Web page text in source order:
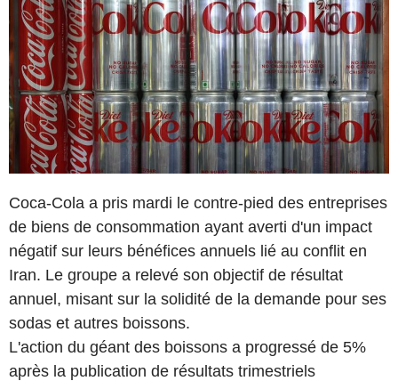
Coca-Cola a pris mardi le contre-pied des entreprises
de biens de consommation ayant averti d'un impact
négatif sur leurs bénéfices annuels lié au conflit en
Iran. Le groupe a relevé son objectif de résultat
annuel, misant sur la solidité de la demande pour ses
sodas et autres boissons.
L'action du géant des boissons a progressé de 5%
après la publication de résultats trimestriels